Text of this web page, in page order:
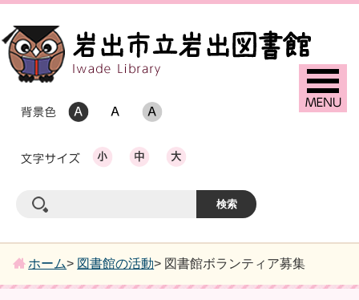
ホーム> 図書館の活動> 図書館ボランティア募集